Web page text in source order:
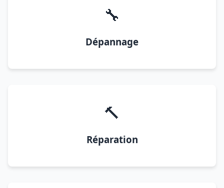
🔧
Dépannage
🔨
Réparation